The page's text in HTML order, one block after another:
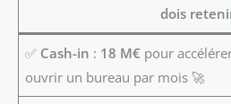
dois
✅ Cash-in : 18 M€ pour
ouvrir un bureau par mois 🚀